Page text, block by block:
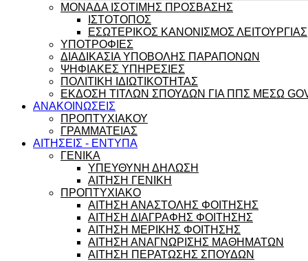
ΜΟΝΑΔΑ ΙΣΟΤΙΜΗΣ ΠΡΟΣΒΑΣΗΣ
ΙΣΤΟΤΟΠΟΣ
ΕΣΩΤΕΡΙΚΟΣ ΚΑΝΟΝΙΣΜΟΣ ΛΕΙΤΟΥΡΓΙΑΣ
ΥΠΟΤΡΟΦΙΕΣ
ΔΙΑΔΙΚΑΣΙΑ ΥΠΟΒΟΛΗΣ ΠΑΡΑΠΟΝΩΝ
ΨΗΦΙΑΚΕΣ ΥΠΗΡΕΣΙΕΣ
ΠΟΛΙΤΙΚΗ ΙΔΙΩΤΙΚΟΤΗΤΑΣ
ΕΚΔΟΣΗ ΤΙΤΛΩΝ ΣΠΟΥΔΩΝ ΓΙΑ ΠΠΣ ΜΕΣΩ
ΑΝΑΚΟΙΝΩΣΕΙΣ
ΠΡΟΠΤΥΧΙΑΚΟΥ
ΓΡΑΜΜΑΤΕΙΑΣ
ΑΙΤΗΣΕΙΣ - ΕΝΤΥΠΑ
ΓΕΝΙΚΑ
ΥΠΕΥΘΥΝΗ ΔΗΛΩΣΗ
ΑΙΤΗΣΗ ΓΕΝΙΚΗ
ΠΡΟΠΤΥΧΙΑΚΟ
ΑΙΤΗΣΗ ΑΝΑΣΤΟΛΗΣ ΦΟΙΤΗΣΗΣ
ΑΙΤΗΣΗ ΔΙΑΓΡΑΦΗΣ ΦΟΙΤΗΣΗΣ
ΑΙΤΗΣΗ ΜΕΡΙΚΗΣ ΦΟΙΤΗΣΗΣ
ΑΙΤΗΣΗ ΑΝΑΓΝΩΡΙΣΗΣ ΜΑΘΗΜΑΤΩΝ
ΑΙΤΗΣΗ ΠΕΡΑΤΩΣΗΣ ΣΠΟΥΔΩΝ